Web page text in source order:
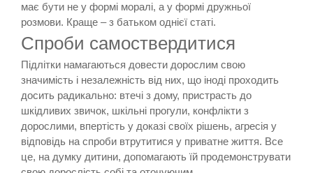
має бути не у формі моралі, а у формі дружньої
розмови. Краще – з батьком однієї статі.
Спроби самоствердитися
Підлітки намагаються довести дорослим свою
значимість і незалежність від них, що іноді проходить
досить радикально: втечі з дому, пристрасть до
шкідливих звичок, шкільні прогули, конфлікти з
дорослими, впертість у доказі своїх рішень, агресія у
відповідь на спроби втрутитися у приватне життя. Все
це, на думку дитини, допомагають їй продемонструвати